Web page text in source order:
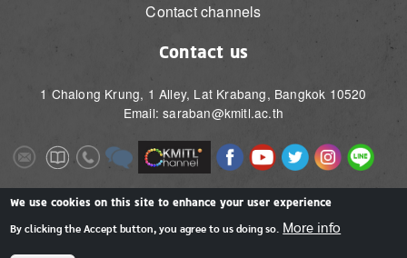
Contact channels
Contact us
1 Chalong Krung, 1 Alley, Lat Krabang, Bangkok 10520
Email: saraban@kmitl.ac.th
ImageImageImageImage Image ImageImageImageImageImage
Image Image
We use cookies on this site to enhance your user experience
By clicking the Accept button, you agree to us doing so. More info